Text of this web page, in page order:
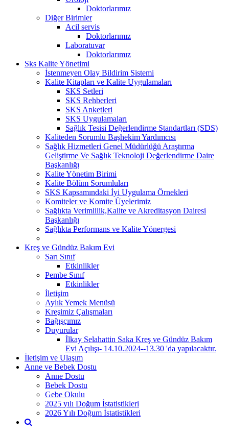
Doktorlarımız
Diğer Birimler
Acil servis
Doktorlarımız
Laboratuvar
Doktorlarımız
Sks Kalite Yönetimi
İstenmeyen Olay Bildirim Sistemi
Kalite Kitapları ve Kalite Uygulamaları
SKS Setleri
SKS Rehberleri
SKS Anketleri
SKS Uygulamaları
Sağlık Tesisi Değerlendirme Standartları (SDS)
Kaliteden Sorumlu Başhekim Yardımcısı
Sağlık Hizmetleri Genel Müdürlüğü Araştırma
Geliştirme Ve Sağlık Teknoloji Değerlendirme Daire
Başkanlığı
Kalite Yönetim Birimi
Kalite Bölüm Sorumluları
SKS Kapsamındaki İyi Uygulama Örnekleri
Komiteler ve Komite Üyelerimiz
Sağlıkta Verimlilik,Kalite ve Akreditasyon Dairesi
Başkanlığı
Sağlıkta Performans ve Kalite Yönergesi
Kreş ve Gündüz Bakım Evi
Sarı Sınıf
Etkinlikler
Pembe Sınıf
Etkinlikler
İletişim
Aylık Yemek Menüsü
Kreşimiz Çalışmaları
Bağışçımız
Duyurular
İlkay Selahattin Saka Kreş ve Gündüz Bakım
Evi Açılışı- 14.10.2024--13.30 'da yapılacaktır.
İletişim ve Ulaşım
Anne ve Bebek Dostu
Anne Dostu
Bebek Dostu
Gebe Okulu
2025 yılı Doğum İstatistikleri
2026 Yılı Doğum İstatistikleri